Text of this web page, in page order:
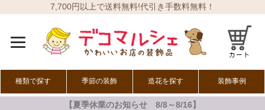
7,700円以上で送料無料!代引き手数料無料！
種類で探す 季節の装飾
春の装飾
夏の装飾
秋の装飾
冬の装飾
オールシーズン
造花を探す 装飾事例
【夏季休業のお知らせ 8/8～8/16】